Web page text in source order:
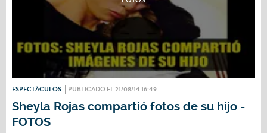
ESPECTÁCULOS PUBLICADO EL 21/08/14 16:49
Sheyla Rojas compartió fotos de su hijo -
FOTOS